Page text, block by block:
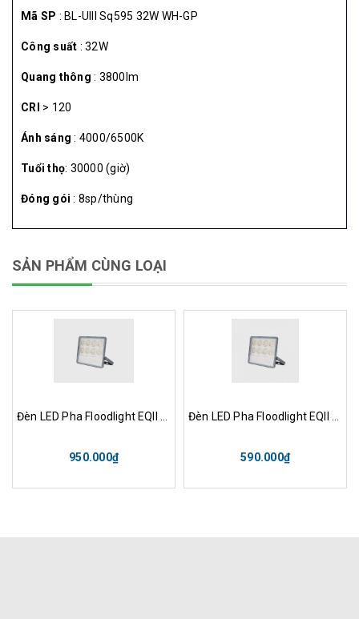
Mã SP : BL-UIII Sq595 32W WH-GP
Công suất : 32W
Quang thông : 3800lm
CRI > 120
Ánh sáng : 4000/6500K
Tuổi thọ: 30000 (giờ)
Đóng gói : 8sp/thùng
SẢN PHẨM CÙNG LOẠI
950.000₫ 590.000₫